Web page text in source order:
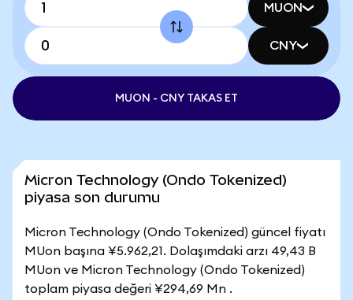
MUON
CNY
MUON - CNY TAKAS ET
Micron Technology (Ondo Tokenized)
piyasa son durumu
Micron Technology (Ondo Tokenized) güncel fiyatı
MUon başına ¥5.962,21. Dolaşımdaki arzı 49,43 B
MUon ve Micron Technology (Ondo Tokenized)
toplam piyasa değeri ¥294,69 Mn .